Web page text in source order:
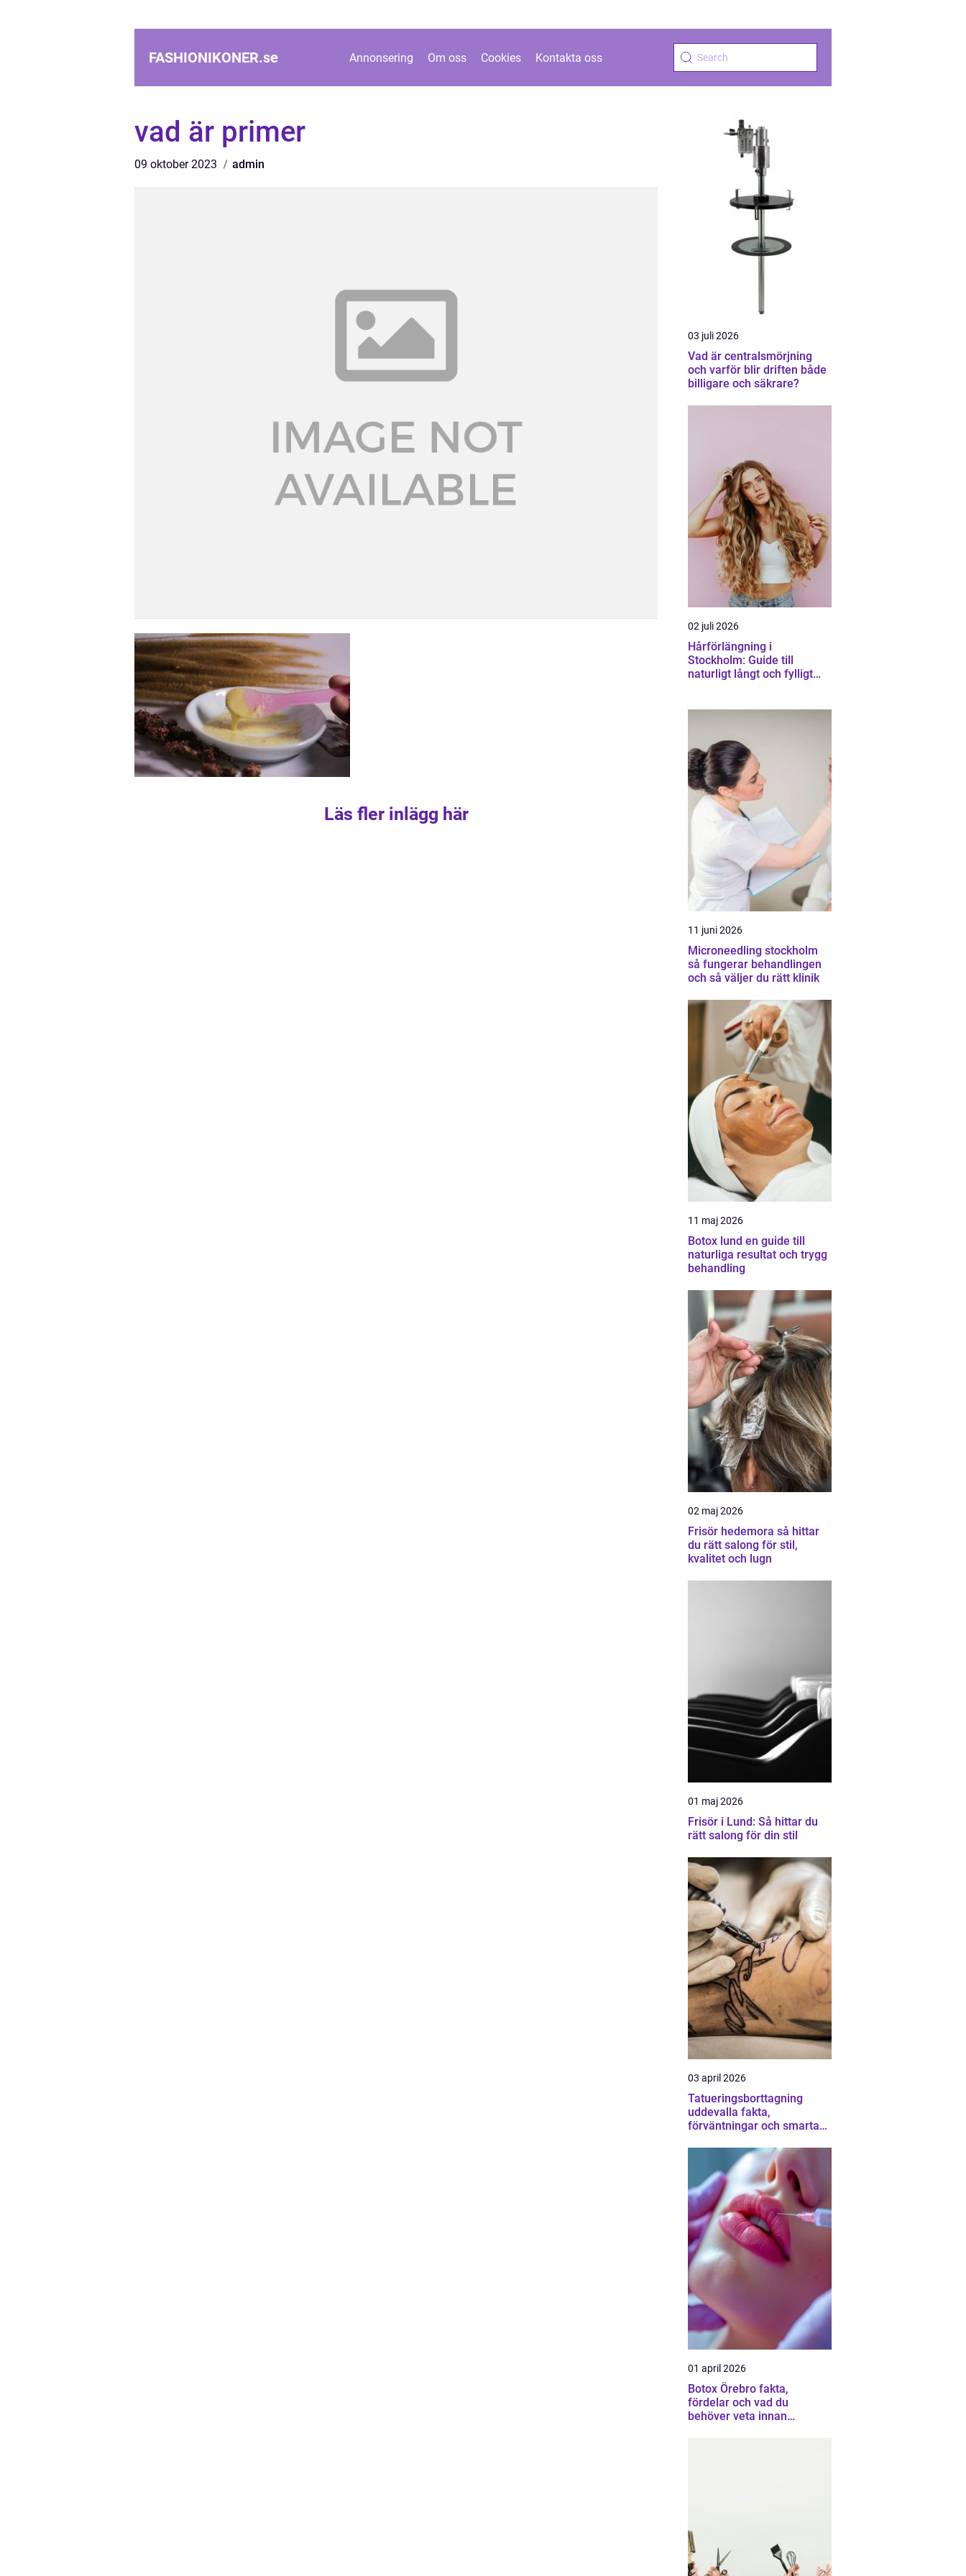
FASHIONIKONER.se Annonsering Om oss Cookies Kontakta oss
vad är primer
09 oktober 2023 admin
Läs fler inlägg här
03 juli 2026
Vad är centralsmörjning
och varför blir driften både
billigare och säkrare?
02 juli 2026
Hårförlängning i
Stockholm: Guide till
naturligt långt och fylligt
11 juni 2026
Microneedling stockholm
så fungerar behandlingen
och så väljer du rätt klinik
11 maj 2026
Botox lund en guide till
naturliga resultat och trygg
behandling
02 maj 2026
Frisör hedemora så hittar
du rätt salong för stil,
kvalitet och lugn
01 maj 2026
Frisör i Lund: Så hittar du
rätt salong för din stil
03 april 2026
Tatueringsborttagning
uddevalla fakta,
förväntningar och smarta
01 april 2026
Botox Örebro fakta,
fördelar och vad du
behöver veta innan